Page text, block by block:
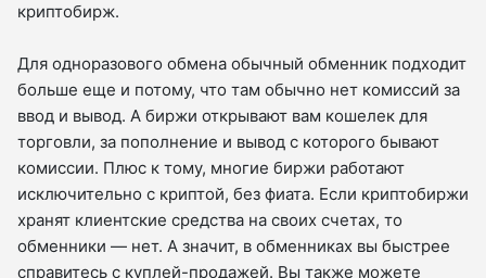
криптобирж.
Для одноразового обмена обычный обменник подходит
больше еще и потому, что там обычно нет комиссий за
ввод и вывод. А биржи открывают вам кошелек для
торговли, за пополнение и вывод с которого бывают
комиссии. Плюс к тому, многие биржи работают
исключительно с криптой, без фиата. Если криптобиржи
хранят клиентские средства на своих счетах, то
обменники — нет. А значит, в обменниках вы быстрее
справитесь с куплей-продажей. Вы также можете